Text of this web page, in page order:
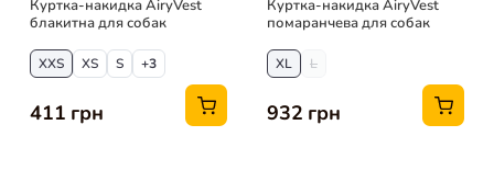
Куртка-накидка AiryVest
блакитна для собак
XXS XS S +3
411 грн
Куртка-накидка AiryVest
помаранчева для собак
XL L
932 грн